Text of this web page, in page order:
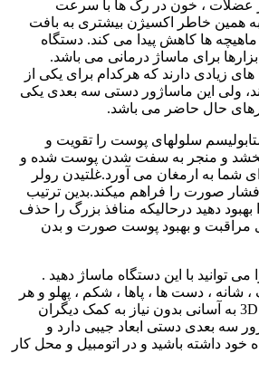
عضلات ، خون در رگ ها با سرعت
همین خاطر اکسیژن بیشتری به بافت
ها کاهش پیدا می کند. دستگاه
برای ماساژ درمانی می باشد.
زیادی دارند که هرکدام برای یکی از
ولی این ماساژور دستی سه بعدی یکی
حال حاضر می باشد.
سلولهای پوست را تقویت و
و منجر به سفت شدن پوست شده و
شما به ارمغان می آورد.غلتیدن رولر
صورت را فراهم میکند.بدین ترتیب
دهید درحالیکه منافذ بزرگ را حذف
مراقبت و بهبود پوست صورت و بدن
می توانید با این دستگاه ماساژ دهید .
شانه ، دست ها ، پاها ، شکم ، پهلو و هر
نقطه از بدن با ماساژور 3D به آسانی بدون نیاز به کمک دیگران
سه بعدی دستی ابعاد جیبی دارد و
داشته باشید و در اتومبیل و محل کار